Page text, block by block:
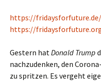
https://fridaysforfuture.de/
https://
Gestern hatDonald Trump
nachzudenken, den
zu spritzen. Es vergeht